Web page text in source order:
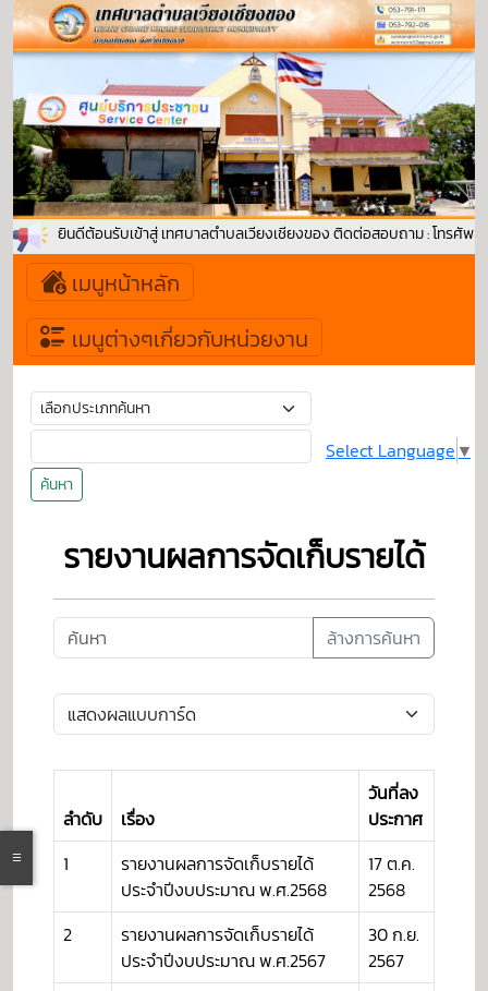
ยินดีต้อนรับเข้าสู่ เทศบาลตำบลเวียงเชียงของ ติดต่อสอบถาม : โทรศัพท์ :
เมนูหน้าหลัก
เมนูต่างๆเกี่ยวกับหน่วยงาน
ค้นหา
Select Language ▼
รายงานผลการจัดเก็บรายได้
ล้างการค้นหา
ลำดับ เรื่อง
วันที่ลง
ประกาศ
1
รายงานผลการจัดเก็บรายได้
ประจำปีงบประมาณ พ.ศ.2568
17 ต.ค.
2568
2
รายงานผลการจัดเก็บรายได้
ประจำปีงบประมาณ พ.ศ.2567
30 ก.ย.
2567